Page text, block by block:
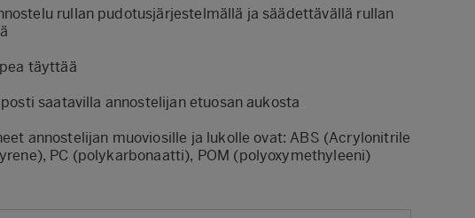
rullan pudotusjärjestelmällä ja säädettävällä rullan
täyttää
saatavilla annostelijan etuosan aukosta
annostelijan muoviosille ja lukolle ovat: ABS (Acrylonitrile
PC (polykarbonaatti), POM (polyoxymethyleeni)